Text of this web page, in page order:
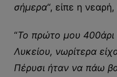
σήμερα“, είπε η
“Το πρώτο μου
Λυκείου, νωρίτερα
Πέρυσι ήταν να πάω